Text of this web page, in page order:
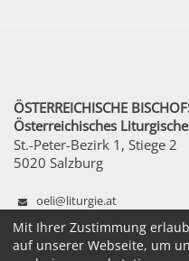
ÖSTERREICHISCHE
Österreichisches
St.-Peter-Bezirk 1, Stiege 2
5020 Salzburg
oeli@liturgie.at
+43 1 51611 - 1250
Mo – Fr 8:00 – 12:00 Uhr
Mit Ihrer Zustimmung
auf unserer Webseite, um